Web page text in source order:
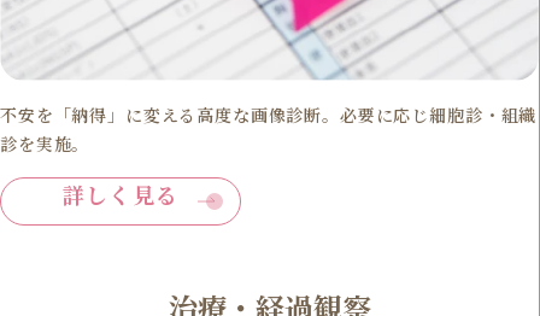
不安を「納得」に変える高度な画像診断。必要に応じ細胞診・組織
診を実施。
詳しく見る
治療・経過観察